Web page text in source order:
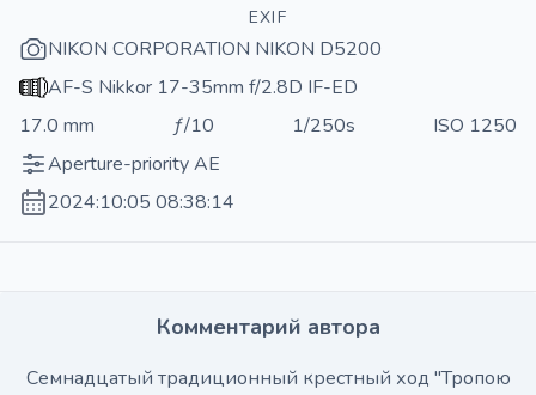
EXIF
NIKON CORPORATION NIKON D5200
AF-S Nikkor 17-35mm f/2.8D IF-ED
17.0 mm
ƒ/10 1/250s
ISO 1250
Aperture-priority AE
2024:10:05 08:38:14
Комментарий автора
Семнадцатый традиционный крестный ход "Тропою